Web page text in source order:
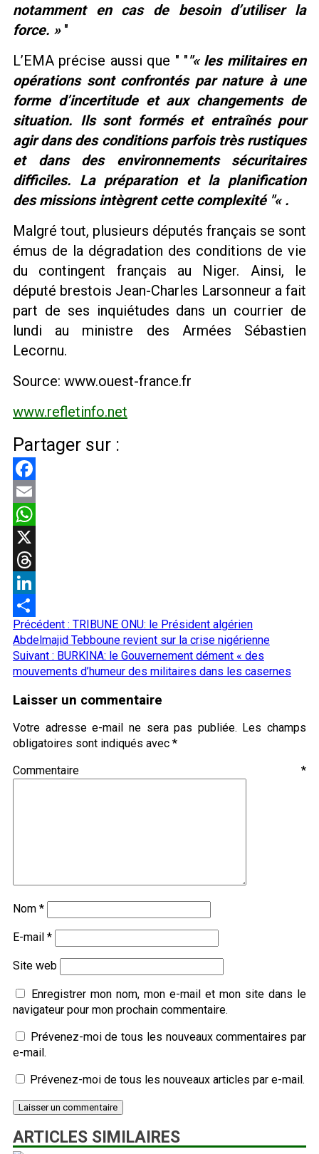
notamment en cas de besoin d’utiliser la
force. »
L’EMA précise aussi que
« les militaires en
opérations sont confrontés par nature à une
forme d’incertitude et aux changements de
situation. Ils sont formés et entraînés pour
agir dans des conditions parfois très rustiques
et dans des environnements sécuritaires
difficiles. La préparation et la planification
des missions intègrent cette complexité « .
Malgré tout, plusieurs députés français se sont
émus de la dégradation des conditions de vie
du contingent français au Niger. Ainsi, le
député brestois Jean-Charles Larsonneur a fait
part de ses inquiétudes dans un courrier de
lundi au ministre des Armées Sébastien
Lecornu.
Source: www.ouest-france.fr
www.refletinfo.net
Partager sur :
Facebook
Email
WhatsApp
X
Threads
LinkedIn
Partager
Navigation
d’article
Précédent : TRIBUNE ONU: le Président algérien
Abdelmajid Tebboune revient sur la crise nigérienne
Suivant : BURKINA: le Gouvernement dément « des
mouvements d’humeur des militaires dans les casernes
Laisser un commentaire
Votre adresse e-mail ne sera pas publiée. Les champs
obligatoires sont indiqués avec *
Commentaire *
Nom *
E-mail *
Site web
Enregistrer mon nom, mon e-mail et mon site dans le
navigateur pour mon prochain commentaire.
Prévenez-moi de tous les nouveaux commentaires par
e-mail.
Prévenez-moi de tous les nouveaux articles par e-mail.
ARTICLES SIMILAIRES